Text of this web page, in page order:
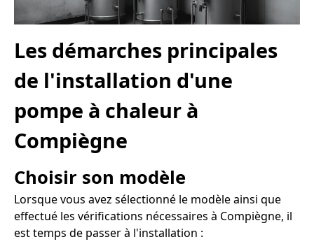
Les démarches principales
de l'installation d'une
pompe à chaleur à
Compiègne
Choisir son modèle
Lorsque vous avez sélectionné le modèle ainsi que
effectué les vérifications nécessaires à Compiègne, il
est temps de passer à l'installation :